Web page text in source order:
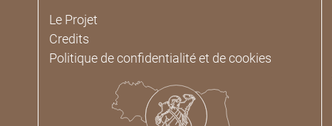
Le Projet
Credits
Politique de confidentialité et de cookies